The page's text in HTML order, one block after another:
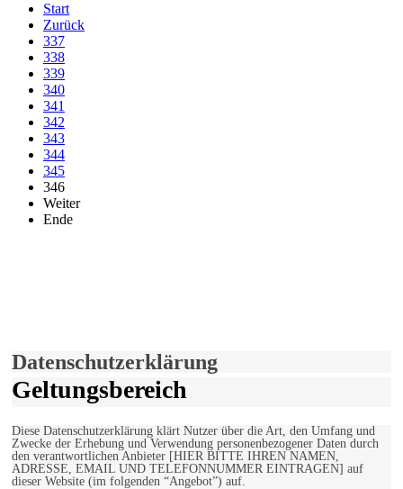
Start
Zurück
337
338
339
340
341
342
343
344
345
346
Weiter
Ende
Datenschutzerklärung
Geltungsbereich
Diese Datenschutzerklärung klärt Nutzer über die Art, den Umfang und
Zwecke der Erhebung und Verwendung personenbezogener Daten durch
den verantwortlichen Anbieter [HIER BITTE IHREN NAMEN,
ADRESSE, EMAIL UND TELEFONNUMMER EINTRAGEN] auf
dieser Website (im folgenden “Angebot”) auf.